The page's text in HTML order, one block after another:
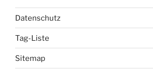
Datenschutz
Tag-Liste
Sitemap